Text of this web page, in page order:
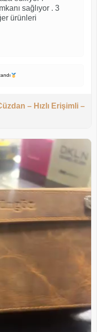
sağlıyor . 3
ürünleri
– Hızlı Erişimli –